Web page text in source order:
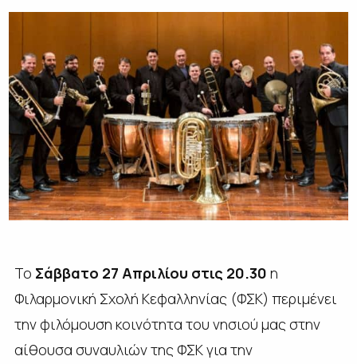
Το Σάββατο 27 Απριλίου στις 20.30 η
Φιλαρμονική Σχολή Κεφαλληνίας (ΦΣΚ) περιμένει
την φιλόμουση κοινότητα του νησιού μας στην
αίθουσα συναυλιών της ΦΣΚ για την